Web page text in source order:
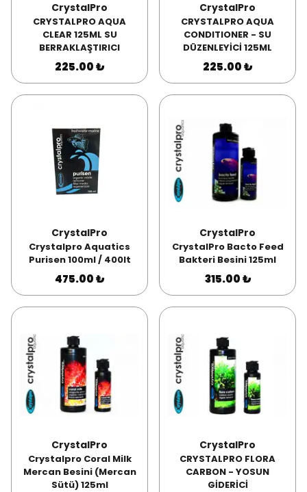
CrystalPro
CRYSTALPRO AQUA
CLEAR 125ML SU
BERRAKLAŞTIRICI
225.00 ₺
CrystalPro
CRYSTALPRO AQUA
CONDITIONER - SU
DÜZENLEYİCİ 125ML
225.00 ₺
CrystalPro
Crystalpro Aquatics
Purisen 100ml / 400lt
475.00 ₺
CrystalPro
CrystalPro Bacto Feed
Bakteri Besini 125ml
315.00 ₺
CrystalPro
Crystalpro Coral Milk
Mercan Besini (Mercan
Sütü) 125ml
CrystalPro
CRYSTALPRO FLORA
CARBON - YOSUN
GİDERİCİ